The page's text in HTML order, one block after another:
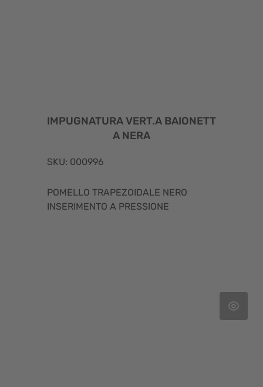
IMPUGNATURA VERT.A BAIONETT
A NERA
SKU: 000996
POMELLO TRAPEZOIDALE NERO
INSERIMENTO A PRESSIONE